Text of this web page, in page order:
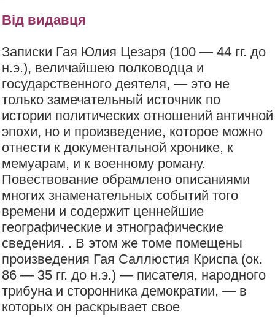
Від видавця
Записки Гая Юлия Цезаря (100 — 44 гг. до
н.э.), величайшею полководца и
государственного деятеля, — это не
только замечательный источник по
истории политических отношений античной
эпохи, но и произведение, которое можно
отнести к документальной хронике, к
мемуарам, и к военному роману.
Повествование обрамлено описаниями
многих знаменательных событий того
времени и содержит ценнейшие
географические и этнографические
сведения. . В этом же томе помещены
произведения Гая Саллюстия Криспа (ок.
86 — 35 гг. до н.э.) — писателя, народного
трибуна и сторонника демократии, — в
которых он раскрывает свое